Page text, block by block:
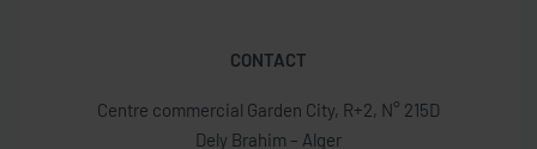
CONTACT
Centre commercial Garden City, R+2, N° 215D
Dely Brahim – Alger